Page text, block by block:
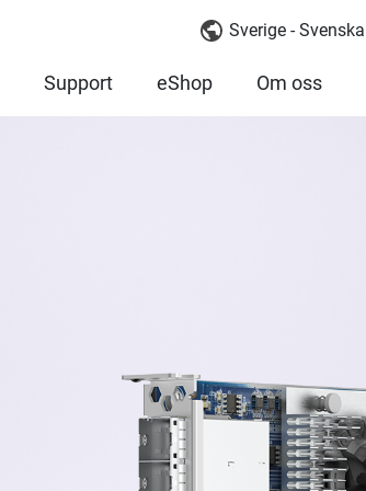
Sverige - Svenska
Support eShop Om oss